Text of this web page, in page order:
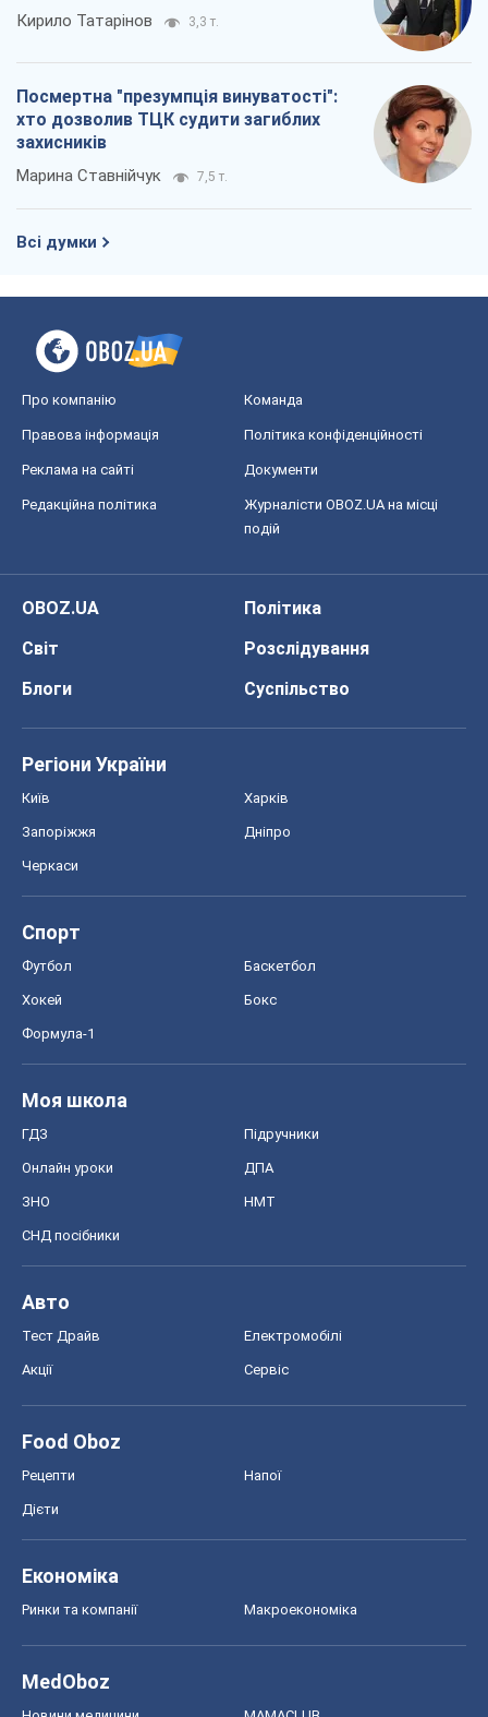
Кирило Татарінов 3,3 т.
Посмертна "презумпція винуватості":
хто дозволив ТЦК судити загиблих
захисників
Марина Ставнійчук 7,5 т.
Всі думки
Про компанію Команда
Правова інформація Політика конфіденційності
Реклама на сайті Документи
Редакційна політика
Журналісти OBOZ.UA на місці
подій
OBOZ.UA
Політика
Світ
Розслідування
Блоги
Суспільство
Регіони України
Київ Харків
Запоріжжя Дніпро
Черкаси
Спорт
Футбол Баскетбол
Хокей Бокс
Формула-1
Моя школа
ГДЗ Підручники
Онлайн уроки ДПА
ЗНО НМТ
СНД посібники
Авто
Тест Драйв Електромобілі
Акції Сервіс
Food Oboz
Рецепти Напої
Дієти
Економіка
Ринки та компанії Макроекономіка
MedOboz